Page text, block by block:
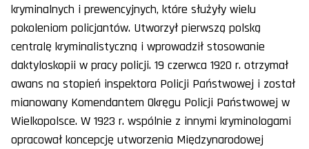
kryminalnych i prewencyjnych, które służyły wielu
pokoleniom policjantów. Utworzył pierwszą polską
centralę kryminalistyczną i wprowadził stosowanie
daktyloskopii w pracy policji. 19 czerwca 1920 r. otrzymał
awans na stopień inspektora Policji Państwowej i został
mianowany Komendantem Okręgu Policji Państwowej w
Wielkopolsce. W 1923 r. wspólnie z innymi kryminologami
opracował koncepcję utworzenia Międzynarodowej